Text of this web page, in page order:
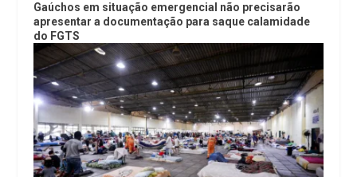
Gaúchos em situação emergencial não precisarão
apresentar a documentação para saque calamidade
do FGTS